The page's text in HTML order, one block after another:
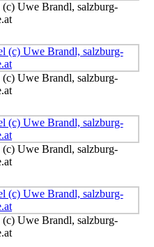
Uwe Brandl, salzburg-
Uwe Brandl, salzburg-
Uwe Brandl, salzburg-
Uwe Brandl, salzburg-